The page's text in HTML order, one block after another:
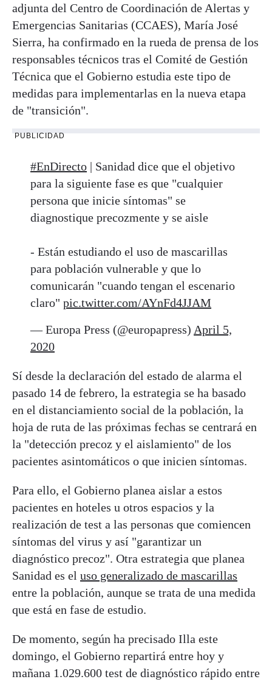
adjunta del Centro de Coordinación de Alertas y
Emergencias Sanitarias (CCAES), María José
Sierra, ha confirmado en la rueda de prensa de los
responsables técnicos tras el Comité de Gestión
Técnica que el Gobierno estudia este tipo de
medidas para implementarlas en la nueva etapa
de "transición".
PUBLICIDAD
#EnDirecto | Sanidad dice que el objetivo
para la siguiente fase es que "cualquier
persona que inicie síntomas" se
diagnostique precozmente y se aisle
- Están estudiando el uso de mascarillas
para población vulnerable y que lo
comunicarán "cuando tengan el escenario
claro" pic.twitter.com/AYnFd4JJAM
— Europa Press (@europapress) April 5,
2020
Sí desde la declaración del estado de alarma el
pasado 14 de febrero, la estrategia se ha basado
en el distanciamiento social de la población, la
hoja de ruta de las próximas fechas se centrará en
la "detección precoz y el aislamiento" de los
pacientes asintomáticos o que inicien síntomas.
Para ello, el Gobierno planea aislar a estos
pacientes en hoteles u otros espacios y la
realización de test a las personas que comiencen
síntomas del virus y así "garantizar un
diagnóstico precoz". Otra estrategia que planea
Sanidad es el uso generalizado de mascarillas
entre la población, aunque se trata de una medida
que está en fase de estudio.
De momento, según ha precisado Illa este
domingo, el Gobierno repartirá entre hoy y
mañana 1.029.600 test de diagnóstico rápido entre